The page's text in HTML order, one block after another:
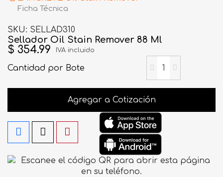
Ficha Técnica
SKU SELLAD310
Sellador Oil Stain Remover 88 Ml
$ 354.99 IVA incluido
Cantidad por Bote
Agregar a Cotización